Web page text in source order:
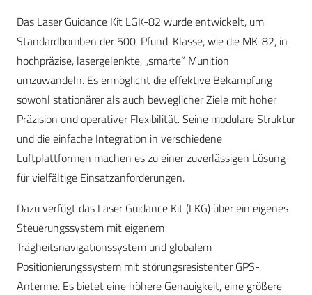
Das Laser Guidance Kit LGK-82 wurde entwickelt, um
Standardbomben der 500-Pfund-Klasse, wie die MK-82, in
hochpräzise, ​​lasergelenkte, „smarte“ Munition
umzuwandeln. Es ermöglicht die effektive Bekämpfung
sowohl stationärer als auch beweglicher Ziele mit hoher
Präzision und operativer Flexibilität. Seine modulare Struktur
und die einfache Integration in verschiedene
Luftplattformen machen es zu einer zuverlässigen Lösung
für vielfältige Einsatzanforderungen.
Dazu verfügt das Laser Guidance Kit (LKG) über ein eigenes
Steuerungssystem mit eigenem
Trägheitsnavigationssystem und globalem
Positionierungssystem mit störungsresistenter GPS-
Antenne. Es bietet eine höhere Genauigkeit, eine größere